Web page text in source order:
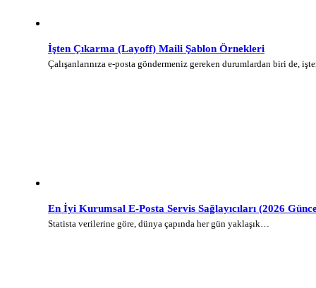
İşten Çıkarma (Layoff) Maili Şablon Örnekleri
Çalışanlarınıza e-posta göndermeniz gereken durumlardan biri de,
En İyi Kurumsal E-Posta Servis Sağlayıcıları (2026
Statista verilerine göre, dünya çapında her gün yaklaşık…